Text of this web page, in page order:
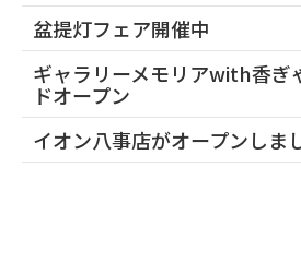
盆提灯フェア開催中
ギャラリーメモリアwith香
ドオープン
イオン八事店がオープンしま